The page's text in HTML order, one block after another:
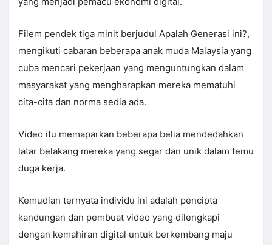
Filem pendek tiga minit berjudul Apalah Generasi ini?,
mengikuti cabaran beberapa anak muda Malaysia yang
cuba mencari pekerjaan yang menguntungkan dalam
masyarakat yang mengharapkan mereka mematuhi
cita-cita dan norma sedia ada.
Video itu memaparkan beberapa belia mendedahkan
latar belakang mereka yang segar dan unik dalam temu
duga kerja.
Kemudian ternyata individu ini adalah pencipta
kandungan dan pembuat video yang dilengkapi
dengan kemahiran digital untuk berkembang maju